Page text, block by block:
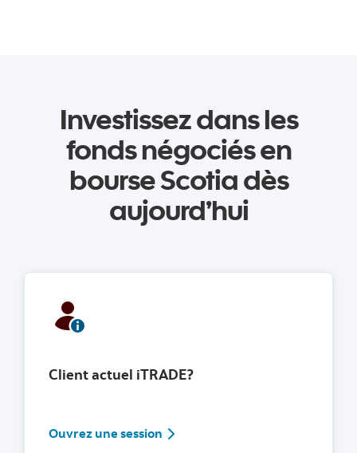
Investissez dans les
fonds négociés en
bourse Scotia dès
aujourd’hui
Client actuel iTRADE?
Ouvrez une session Ouvrez une session